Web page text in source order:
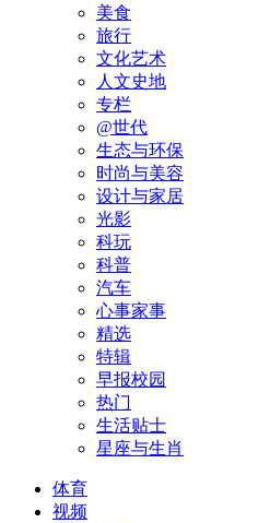
美食
旅行
文化艺术
人文史地
专栏
@世代
生态与环保
时尚与美容
设计与家居
光影
科玩
科普
汽车
心事家事
精选
特辑
早报校园
热门
生活贴士
星座与生肖
体育
视频